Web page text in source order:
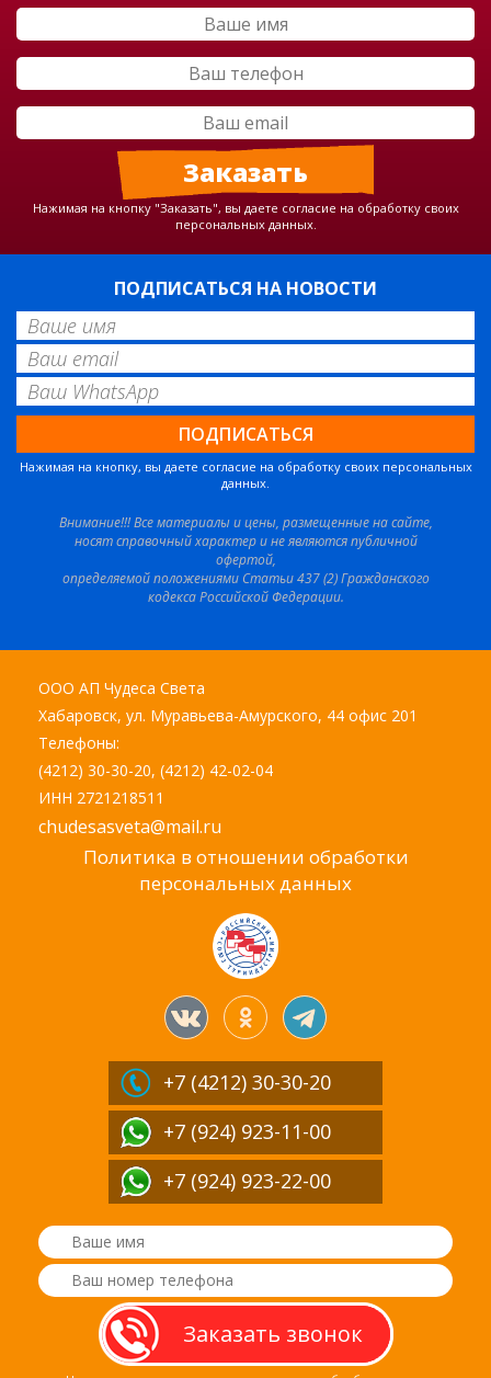
Нажимая на кнопку "Заказать", вы даете согласие на обработку своих
персональных данных.
ПОДПИСАТЬСЯ НА НОВОСТИ
Нажимая на кнопку, вы даете согласие на обработку своих персональных
данных.
Внимание!!! Все материалы и цены, размещенные на сайте,
носят справочный характер и не являются публичной
офертой,
определяемой положениями Статьи 437 (2) Гражданского
кодекса Российской Федерации.
ООО АП Чудеса Света
Хабаровск, ул. Муравьева-Амурского, 44 офис 201
Телефоны:
(4212) 30-30-20, (4212) 42-02-04
ИНН 2721218511
chudesasveta@mail.ru
Политика в отношении обработки
персональных данных
+7 (4212) 30-30-20
+7 (924) 923-11-00
+7 (924) 923-22-00